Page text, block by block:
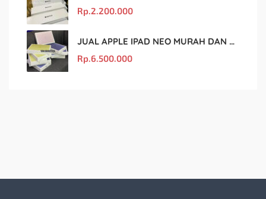
Rp.2.200.000
JUAL APPLE IPAD NEO MURAH DAN ORIGINAL
Rp.6.500.000